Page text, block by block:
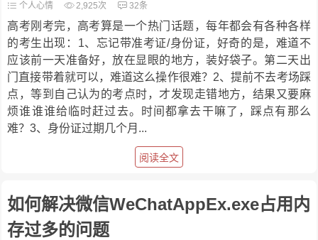
个人心情 2,925次 32条
高考刚考完，高考算是一个热门话题，每年都会有各种各样
的考生出现：1、忘记带准考证/身份证，好奇的是，难道不
应该前一天准备好，放在显眼的地方，装好袋子。第二天出
门直接带着就可以，难道这么操作很难？2、提前不去考场踩
点，等到自己认为的考点时，才发现走错地方，结果又要麻
烦谁谁谁给临时赶过去。时间都拿去干嘛了，踩点有那么
难？3、身份证过期几个月...
阅读全文
如何解决微信WeChatAppEx.exe占用内
存过多的问题